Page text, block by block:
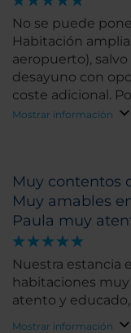
No se puede
Habitación
aeropuerto),
desayuno con
coste adicional. Por encima de todo EL PERSONAL
DEL HOTEL.
Mostrar información
Muy contentos
Muy amables
Paula muy
Nuestra estancia
habitaciones
atento y
Mostrar información